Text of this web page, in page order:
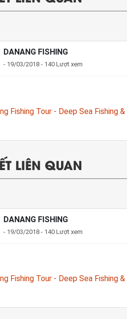
DANANG FISHING
- 19/03/2018 - 140 Lượt xem
LIÊN QUAN
DANANG FISHING
- 19/03/2018 - 140 Lượt xem